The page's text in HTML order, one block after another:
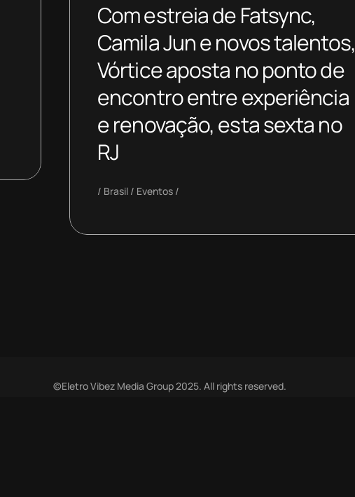
Com estreia de Fatsync,
Camila Jun e novos talentos,
Vórtice aposta no ponto de
encontro entre experiência
e renovação, esta sexta no
RJ
Brasil Eventos
©Eletro Vibez Media Group 2025. All rights reserved.